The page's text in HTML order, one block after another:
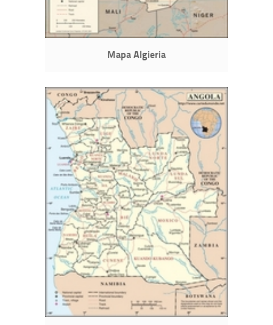
Mapa Algieria